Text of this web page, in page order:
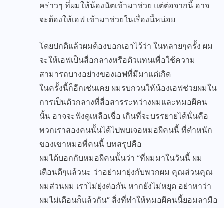
คร่าวๆ ที่ผมให้น้องนัตเข้ามาช่วย แต่ต่อจากนี้ อาจ
จะต้องให้เอฟ เข้ามาช่วยในเรื่องนี้หน่อย
โดยปกติแล้วผมต้องบอกเอาไว้ว่า ในหลายๆครั้ง ผม
จะให้เอฟเป็นสื่อกลางหรือตัวแทนเพื่อใช้ความ
สามารถบางอย่างของเอฟที่มีมาแต่เกิด
ในครั้งนี้ก็อีกเช่นเคย ผมรบกวนให้น้องเอฟช่วยผมใน
การเป็นตัวกลางที่สื่อสารระหว่างผมและหมอผีคน
นั้น อาจจะฟังดูเหลือเชื่อ เกินที่จะบรรยายได้นั่นคือ
พวกเราสองคนนั้นได้ไปพบเจอหมอผีคนนี้ ที่ตำหนัก
ของเขาหมอพี่คนนี้ บทสรุปคือ
ผมได้บอกกับหมอผีคนนั้นว่า “ที่ผมมาในวันนี้ ผม
เตือนดีๆแล้วนะ ว่าอย่ามายุ่งกับพวกผม คุณส่วนคุณ
ผมส่วนผม เราไม่ยุ่งต่อกัน หากยังไม่หยุด อย่าหาว่า
ผมไม่เตือนก็แล้วกัน” สิ่งที่ทำให้หมอผีคนนี้ยอมลามือ